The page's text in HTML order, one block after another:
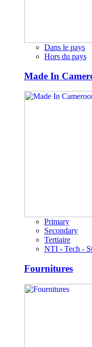
Dans le pays
Hors du pays
Made In
Primary
Secondary
Tertiaire
NTI - Tech -
Fournitures